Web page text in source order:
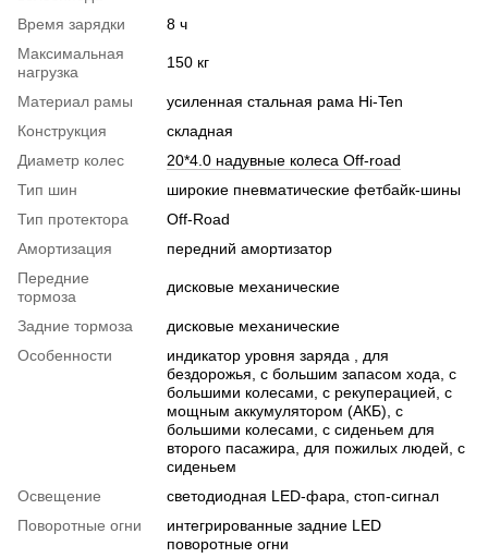
Время зарядки
8 ч
Максимальная
нагрузка
150 кг
Материал рамы
усиленная стальная рама Hi-Ten
Конструкция
складная
Диаметр колес
20*4.0 надувные колеса Off-road
Тип шин
широкие пневматические фетбайк-шины
Тип протектора
Off-Road
Амортизация
передний амортизатор
Передние
тормоза
дисковые механические
Задние тормоза
дисковые механические
Особенности
индикатор уровня заряда , для
бездорожья, с большим запасом хода, с
большими колесами, с рекуперацией, с
мощным аккумулятором (АКБ), с
большими колесами, с сиденьем для
второго пасажира, для пожилых людей, с
сиденьем
Освещение
светодиодная LED-фара, стоп-сигнал
Поворотные огни
интегрированные задние LED
поворотные огни